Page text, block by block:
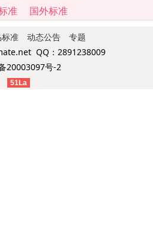
准 国外标准
准 动态公告
专题
QQ：2891238009
20003097号-2
51La